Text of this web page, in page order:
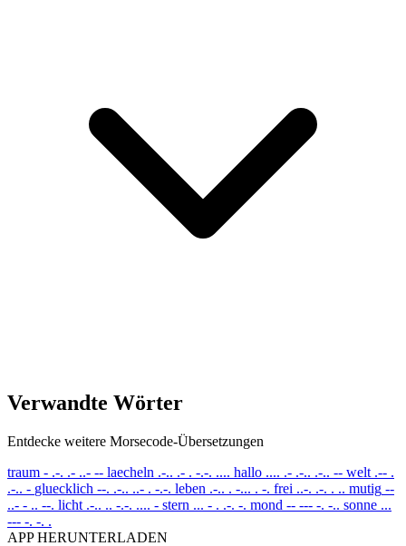
Verwandte Wörter
Entdecke weitere Morsecode-Übersetzungen
traum - .-. .- ..- -- laecheln .-.. .- . -.-. .... hallo .... .- .-.. .-.. -- welt .-- .
.-.. - gluecklich --. .-.. ..- . -.-. leben .-.. . -... . -. frei ..-. .-. . .. mutig --
..- - .. --. licht .-.. .. -.-. .... - stern ... - . .-. -. mond -- --- -. -.. sonne ...
--- -. -. .
APP HERUNTERLADEN